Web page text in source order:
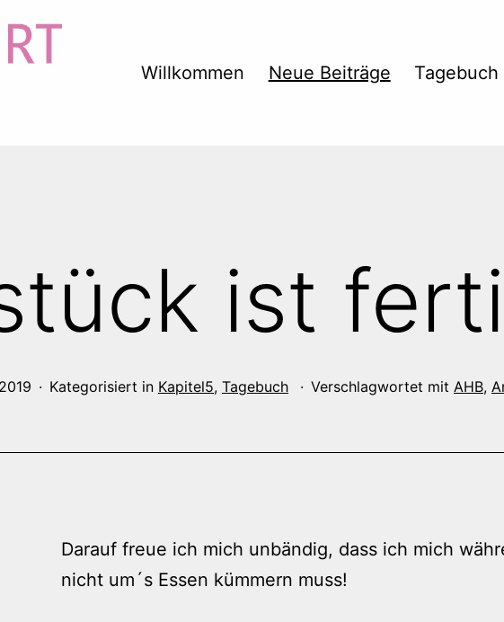
Willkommen Neue Beiträge Tagebuch
ist
Kategorisiert in Kapitel5, Tagebuch Verschlagwortet mit AHB,
Darauf freue ich mich unbändig, dass ich mich
nicht um´s Essen kümmern muss!